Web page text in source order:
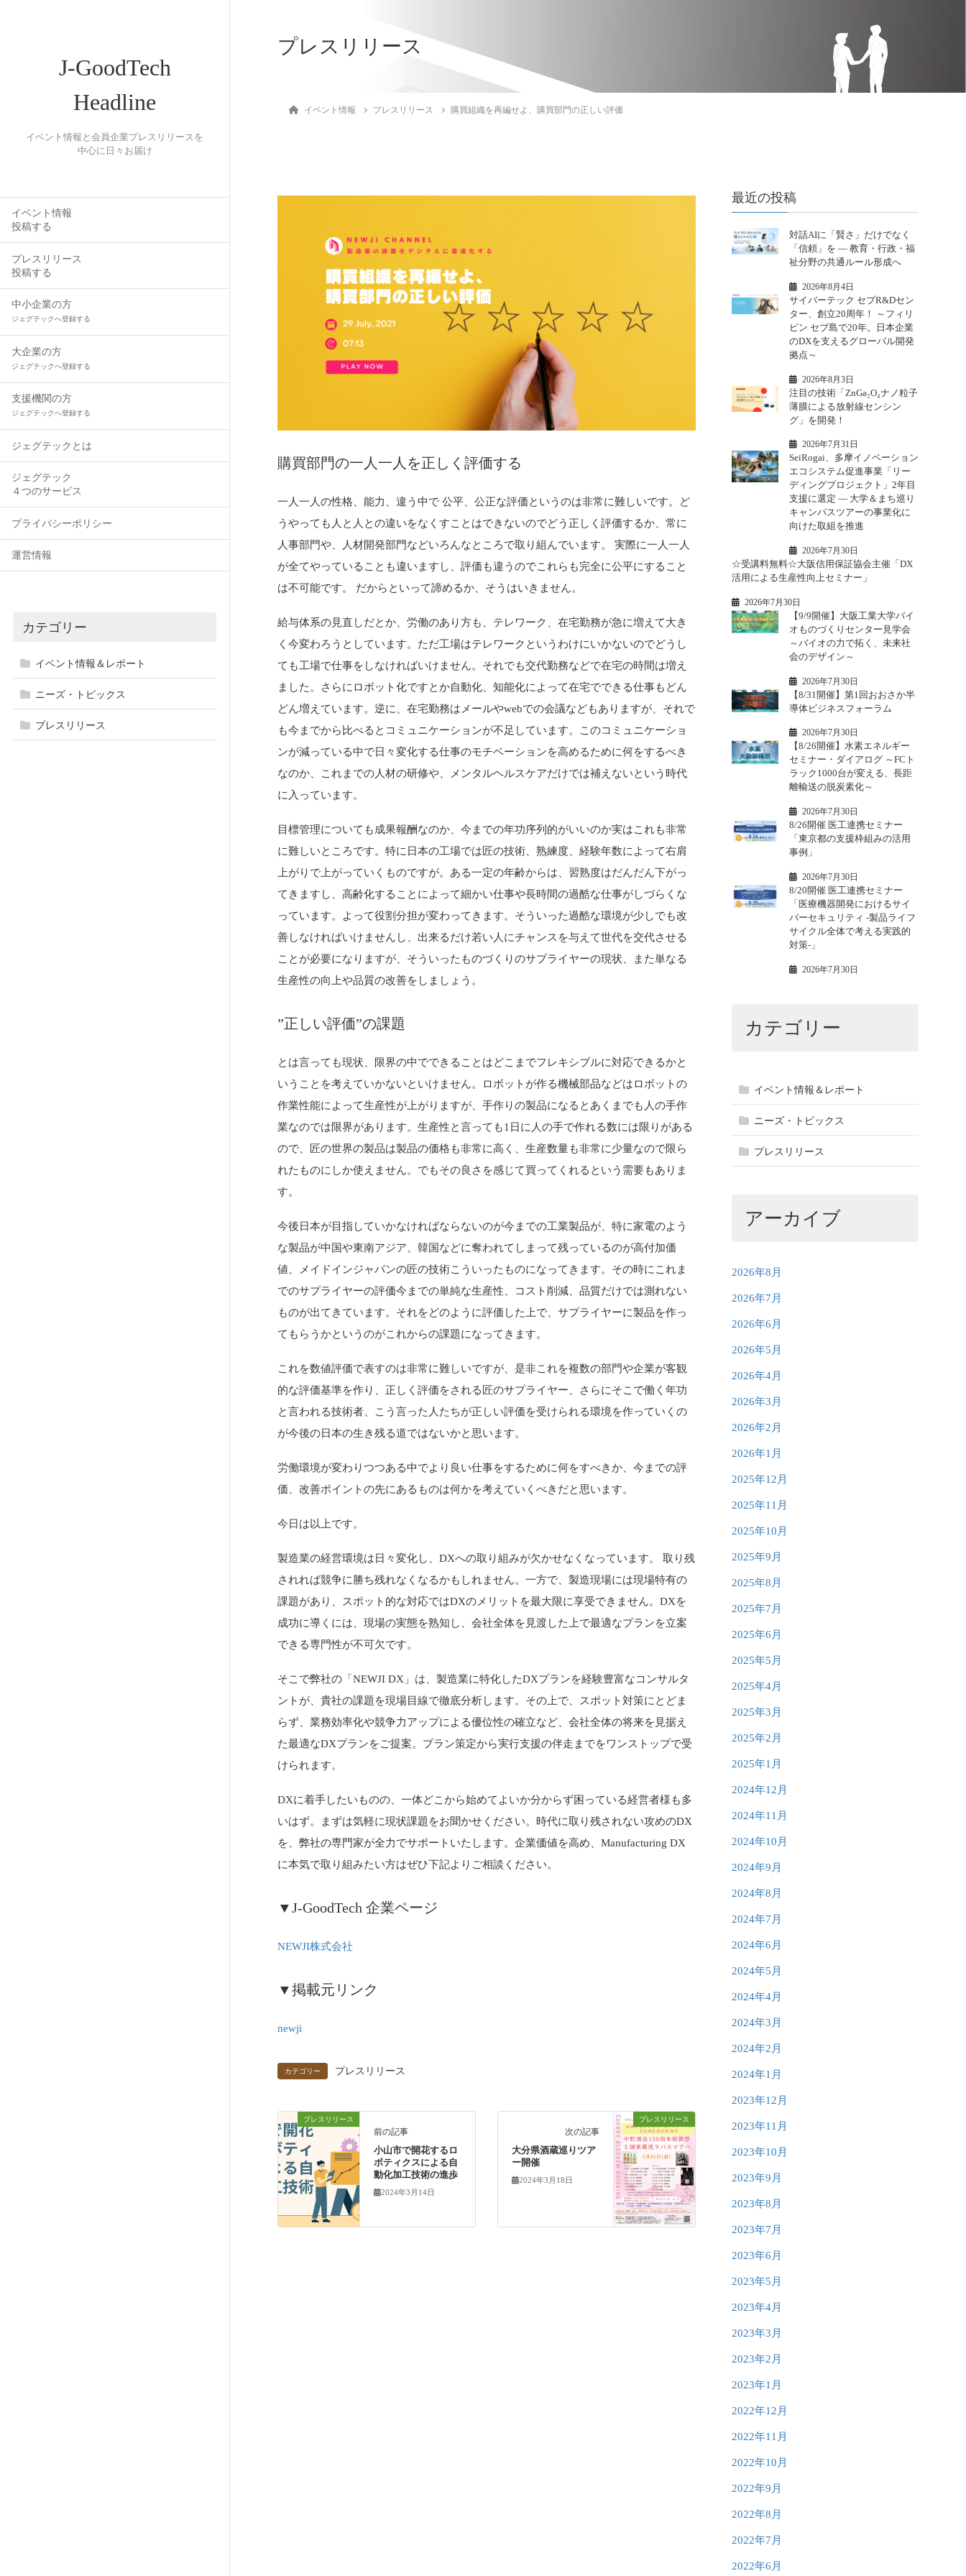
J-GoodTech
Headline
イベント情報と会員企業プレスリリースを
中心に日々お届け
イベント情報
投稿する
プレスリリース
投稿する
中小企業の方
ジェグテックへ登録する
大企業の方
ジェグテックへ登録する
支援機関の方
ジェグテックへ登録する
ジェグテックとは
ジェグテック
４つのサービス
プライバシーポリシー
運営情報
カテゴリー
イベント情報＆レポート
ニーズ・トピックス
プレスリリース
プレスリリース
イベント情報 プレスリリース 購買組織を再編せよ、購買部門の正しい評価
購買部門の一人一人を正しく評価する
一人一人の性格、能力、違う中で 公平、公正な評価というのは非常に難しいです。ど
うやっても人と人との違いをなくすことはできないのでどう正しく評価するか、常に
人事部門や、人材開発部門などいろんなところで取り組んでいます。 実際に一人一人
が全てやっていることも違いますし、評価も違うのでこれらも完全に公平にすること
は不可能です。 だからといって諦めるか、そうはいきません。
給与体系の見直しだとか、労働のあり方も、テレワーク、在宅勤務が急に増えて大き
く今変わろうとしています。ただ工場はテレワークというわけにいかないのでどうし
ても工場で仕事をしなければいけません。それでも交代勤務などで在宅の時間は増え
ました。さらにロボット化ですとか自動化、知能化によって在宅でできる仕事もどん
どん増えています。逆に、在宅勤務はメールやwebでの会議などもありますが、それで
も今までから比べるとコミュニケーションが不足しています。このコミュニケーショ
ンが減っている中で日々変化する仕事のモチベーションを高めるために何をするべき
なのか、これまでの人材の研修や、メンタルヘルスケアだけでは補えないという時代
に入っています。
目標管理についても成果報酬なのか、今までの年功序列的がいいのか実はこれも非常
に難しいところです。特に日本の工場では匠の技術、熟練度、経験年数によって右肩
上がりで上がっていくものですが。ある一定の年齢からは、習熟度はだんだん下がっ
てきますし、高齢化することによって細かい仕事や長時間の過酷な仕事がしづらくな
っています。よって役割分担が変わってきます。そういった過酷な環境が少しでも改
善しなければいけませんし、出来るだけ若い人にチャンスを与えて世代を交代させる
ことが必要になりますが、そういったものづくりのサプライヤーの現状、また単なる
生産性の向上や品質の改善をしましょう。
”正しい評価”の課題
とは言っても現状、限界の中でできることはどこまでフレキシブルに対応できるかと
いうことを考えていかないといけません。ロボットが作る機械部品などはロボットの
作業性能によって生産性が上がりますが、手作りの製品になるとあくまでも人の手作
業なのでは限界があります。生産性と言っても1日に人の手で作れる数には限りがある
ので、匠の世界の製品は製品の価格も非常に高く、生産数量も非常に少量なので限ら
れたものにしか使えません。でもその良さを感じて買ってくれるという需要もありま
す。
今後日本が目指していかなければならないのが今までの工業製品が、特に家電のよう
な製品が中国や東南アジア、韓国などに奪われてしまって残っているのが高付加価
値、メイドインジャパンの匠の技術こういったものになってきます。その時にこれま
でのサプライヤーの評価今までの単純な生産性、コスト削減、品質だけでは測れない
ものが出てきています。それをどのように評価した上で、サプライヤーに製品を作っ
てもらうかというのがこれからの課題になってきます。
これを数値評価で表すのは非常に難しいですが、是非これを複数の部門や企業が客観
的な評価基準を作り、正しく評価をされる匠のサプライヤー、さらにそこで働く年功
と言われる技術者、こう言った人たちが正しい評価を受けられる環境を作っていくの
が今後の日本の生き残る道ではないかと思います。
労働環境が変わりつつある中でより良い仕事をするために何をすべきか、今までの評
価、改善ポイントの先にあるものは何かを考えていくべきだと思います。
今日は以上です。
製造業の経営環境は日々変化し、DXへの取り組みが欠かせなくなっています。 取り残
されれば競争に勝ち残れなくなるかもしれません。一方で、製造現場には現場特有の
課題があり、スポット的な対応ではDXのメリットを最大限に享受できません。DXを
成功に導くには、現場の実態を熟知し、会社全体を見渡した上で最適なプランを立案
できる専門性が不可欠です。
そこで弊社の「NEWJI DX」は、製造業に特化したDXプランを経験豊富なコンサルタ
ントが、貴社の課題を現場目線で徹底分析します。その上で、スポット対策にとどま
らず、業務効率化や競争力アップによる優位性の確立など、会社全体の将来を見据え
た最適なDXプランをご提案。プラン策定から実行支援の伴走までをワンストップで受
けられます。
DXに着手したいものの、一体どこから始めてよいか分からず困っている経営者様も多
いはず。まずは気軽に現状課題をお聞かせください。時代に取り残されない攻めのDX
を、弊社の専門家が全力でサポートいたします。企業価値を高め、Manufacturing DX
に本気で取り組みたい方はぜひ下記よりご相談ください。
▼J-GoodTech 企業ページ
NEWJI株式会社
▼掲載元リンク
newji
カテゴリー プレスリリース
プレスリリース
前の記事
小山市で開花するロ
ボティクスによる自
動化加工技術の進歩
2024年3月14日
プレスリリース
次の記事
大分県酒蔵巡りツア
ー開催
2024年3月18日
最近の投稿
対話AIに「賢さ」だけでなく
「信頼」を ― 教育・行政・福
祉分野の共通ルール形成へ
2026年8月4日
サイバーテック セブR&Dセン
ター、創立20周年！ ～フィリ
ピン セブ島で20年。日本企業
のDXを支えるグローバル開発
拠点～
2026年8月3日
注目の技術「ZnGa₂O₄ナノ粒子
薄膜による放射線センシン
グ」を開発！
2026年7月31日
SeiRogai、多摩イノベーション
エコシステム促進事業「リー
ディングプロジェクト」2年目
支援に選定 ― 大学＆まち巡り
キャンパスツアーの事業化に
向けた取組を推進
2026年7月30日
☆受講料無料☆大阪信用保証協会主催「DX
活用による生産性向上セミナー」
2026年7月30日
【9/9開催】大阪工業大学バイ
オものづくりセンター見学会
～バイオの力で拓く、未来社
会のデザイン～
2026年7月30日
【8/31開催】第1回おおさか半
導体ビジネスフォーラム
2026年7月30日
【8/26開催】水素エネルギー
セミナー・ダイアログ ～FCト
ラック1000台が変える、長距
離輸送の脱炭素化～
2026年7月30日
8/26開催 医工連携セミナー
「東京都の支援枠組みの活用
事例」
2026年7月30日
8/20開催 医工連携セミナー
「医療機器開発におけるサイ
バーセキュリティ -製品ライフ
サイクル全体で考える実践的
対策-」
2026年7月30日
カテゴリー
イベント情報＆レポート
ニーズ・トピックス
プレスリリース
アーカイブ
2026年8月
2026年7月
2026年6月
2026年5月
2026年4月
2026年3月
2026年2月
2026年1月
2025年12月
2025年11月
2025年10月
2025年9月
2025年8月
2025年7月
2025年6月
2025年5月
2025年4月
2025年3月
2025年2月
2025年1月
2024年12月
2024年11月
2024年10月
2024年9月
2024年8月
2024年7月
2024年6月
2024年5月
2024年4月
2024年3月
2024年2月
2024年1月
2023年12月
2023年11月
2023年10月
2023年9月
2023年8月
2023年7月
2023年6月
2023年5月
2023年4月
2023年3月
2023年2月
2023年1月
2022年12月
2022年11月
2022年10月
2022年9月
2022年8月
2022年7月
2022年6月